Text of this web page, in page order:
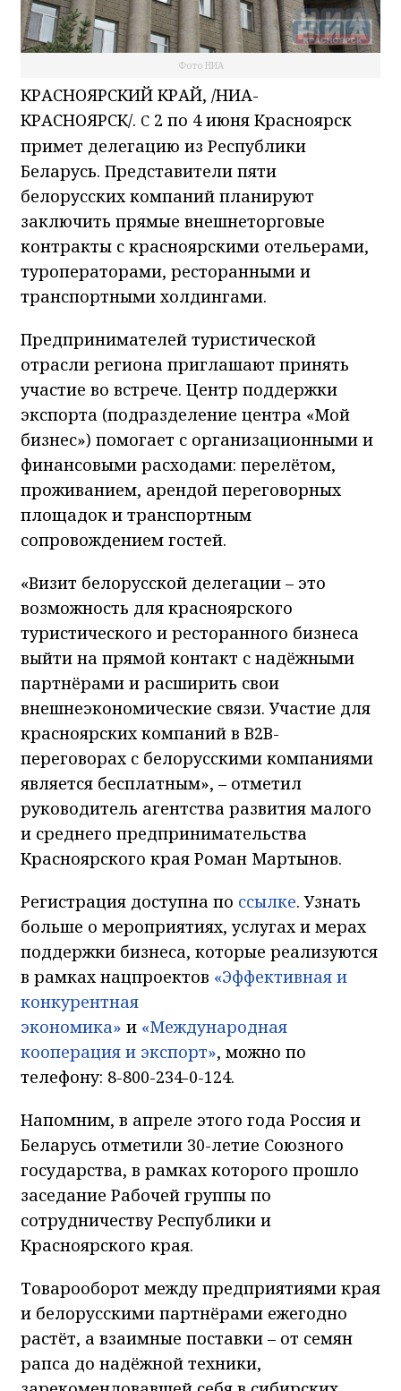
Фото НИА
КРАСНОЯРСКИЙ КРАЙ, /НИА-
КРАСНОЯРСК/. С 2 по 4 июня Красноярск
примет делегацию из Республики
Беларусь. Представители пяти
белорусских компаний планируют
заключить прямые внешнеторговые
контракты с красноярскими отельерами,
туроператорами, ресторанными и
транспортными холдингами.
Предпринимателей туристической
отрасли региона приглашают принять
участие во встрече. Центр поддержки
экспорта (подразделение центра «Мой
бизнес») помогает с организационными и
финансовыми расходами: перелётом,
проживанием, арендой переговорных
площадок и транспортным
сопровождением гостей.
«Визит белорусской делегации – это
возможность для красноярского
туристического и ресторанного бизнеса
выйти на прямой контакт с надёжными
партнёрами и расширить свои
внешнеэкономические связи. Участие для
красноярских компаний в B2B-
переговорах с белорусскими компаниями
является бесплатным», – отметил
руководитель агентства развития малого
и среднего предпринимательства
Красноярского края Роман Мартынов.
Регистрация доступна по ссылке. Узнать
больше о мероприятиях, услугах и мерах
поддержки бизнеса, которые реализуются
в рамках нацпроектов «Эффективная и
конкурентная
экономика» и «Международная
кооперация и экспорт», можно по
телефону: 8-800-234-0-124.
Напомним, в апреле этого года Россия и
Беларусь отметили 30-летие Союзного
государства, в рамках которого прошло
заседание Рабочей группы по
сотрудничеству Республики и
Красноярского края.
Товарооборот между предприятиями края
и белорусскими партнёрами ежегодно
растёт, а взаимные поставки – от семян
рапса до надёжной техники,